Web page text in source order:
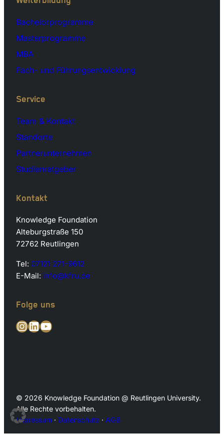
Bachelorprogramme
Masterprogramme
MBA
Fach- und Führungsentwicklung
Service
Team & Kontakt
Standorte
Partnerunternehmen
Studienratgeber
Kontakt
Knowledge Foundation
Alteburgstraße 150
72762 Reutlingen
Tel: 07121 271-9612
E-Mail: info@kfru.de
Folge uns
Instagram
LinkedIn
YouTube
© 2026 Knowledge Foundation @ Reutlingen University.
Alle Rechte vorbehalten.
Impressum · Datenschutz · AGB